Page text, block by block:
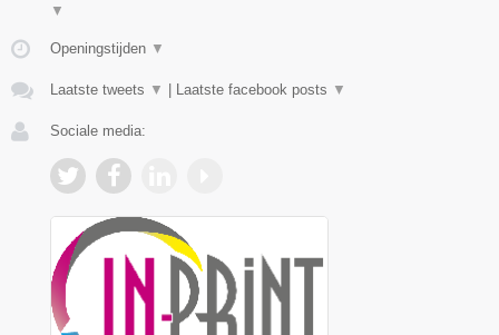
▼
Openingstijden ▼
Laatste tweets ▼ Laatste facebook posts ▼
Sociale media: